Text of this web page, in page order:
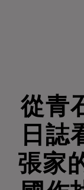
從青
日誌
張家